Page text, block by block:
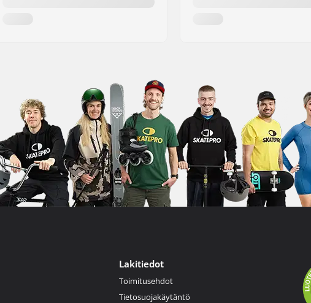
Lakitiedot
Toimitusehdot
Tietosuojakäytäntö